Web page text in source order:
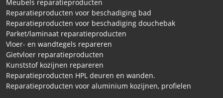
Meubels reparatieproducten
Reparatieproducten voor beschadiging bad
Reparatieproducten voor beschadiging douchebak
Parket/laminaat reparatieproducten
Vloer- en wandtegels repareren
Gietvloer reparatieproducten
Kunststof kozijnen repareren
Reparatieproducten HPL deuren en wanden.
Reparatieproducten voor aluminium kozijnen, profielen